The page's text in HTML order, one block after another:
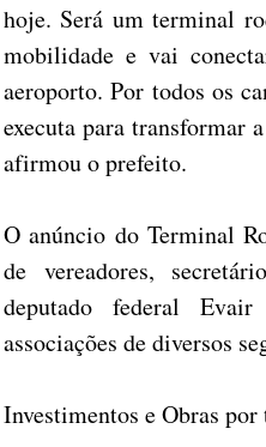
hoje. Será um terminal
mobilidade e vai
aeroporto. Por todos os
executa para transformar
afirmou o prefeito.
O anúncio do Terminal
de vereadores,
deputado federal
associações de diversos
Investimentos e Obras por